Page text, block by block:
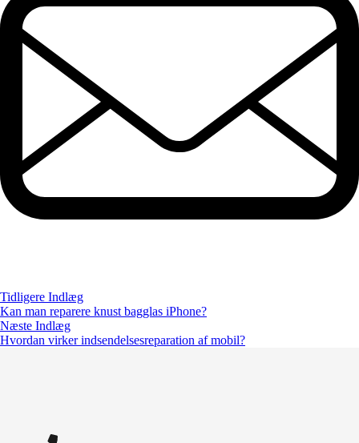
Tidligere Indlæg
Kan man reparere knust bagglas iPhone?
Næste Indlæg
Hvordan virker indsendelsesreparation af mobil?